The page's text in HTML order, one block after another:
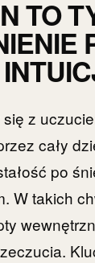
TO
z
cały
po
W takich